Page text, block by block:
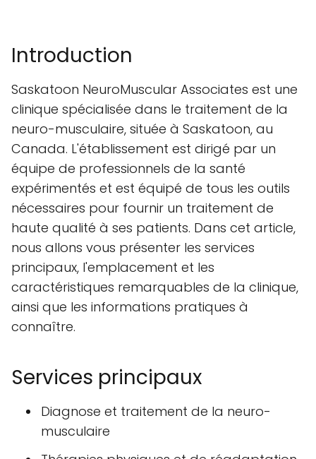
Introduction
Saskatoon NeuroMuscular Associates est une
clinique spécialisée dans le traitement de la
neuro-musculaire, située à Saskatoon, au
Canada. L'établissement est dirigé par un
équipe de professionnels de la santé
expérimentés et est équipé de tous les outils
nécessaires pour fournir un traitement de
haute qualité à ses patients. Dans cet article,
nous allons vous présenter les services
principaux, l'emplacement et les
caractéristiques remarquables de la clinique,
ainsi que les informations pratiques à
connaître.
Services principaux
Diagnose et traitement de la neuro-
musculaire